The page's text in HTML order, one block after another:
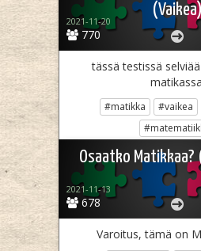
770
2021-11-20
tässä testissä
#matikka #vaikea
Jaa
Osaatko Matikkaa?
678
2021-11-13
Varoitus, tämä on